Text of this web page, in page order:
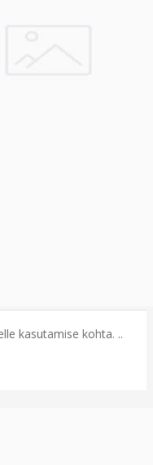
kasutamise kohta. ..